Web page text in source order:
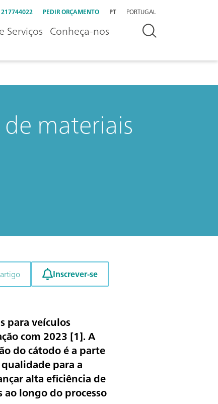
PEDIR ORÇAMENTO PT PORTUGAL
Serviços Conheça-nos
materiais
Inscrever-se
para veículos
com 2023 [1]. A
do cátodo é a parte
para a
alta eficiência de
longo do processo